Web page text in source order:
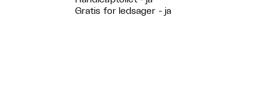
Gratis for ledsager - ja